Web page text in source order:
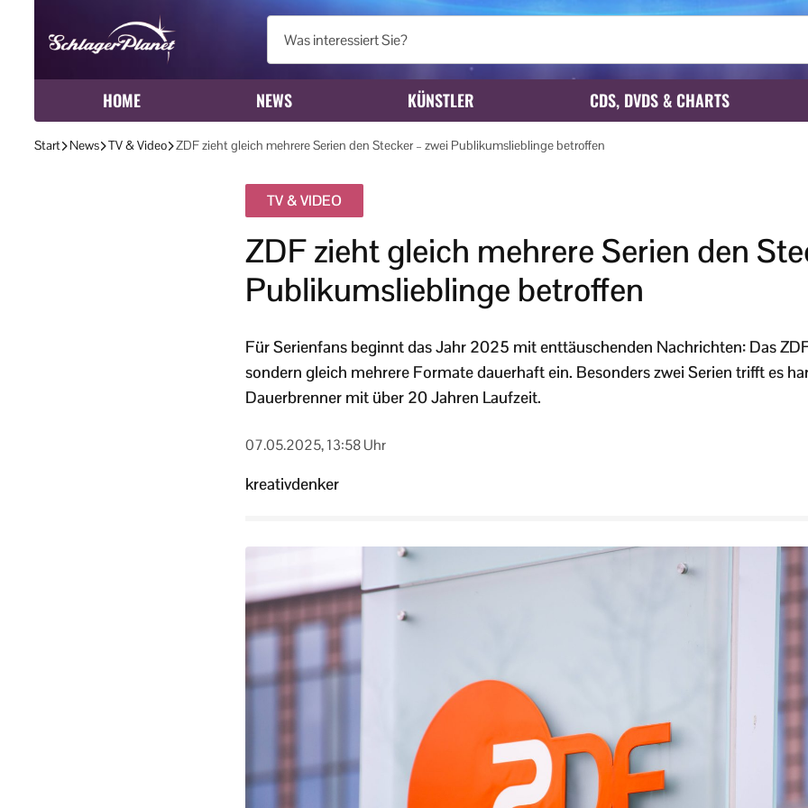
HOME NEWS KÜNSTLER CDS, DVDS & CHARTS
Start News TV & Video ZDF zieht gleich mehrere Serien den Stecker – zwei Publikumslieblinge betroffen
TV & VIDEO
ZDF zieht gleich mehrere Serien den
Publikumslieblinge betroffen
Für Serienfans beginnt das Jahr 2025 mit enttäuschenden Nachrichten: Das
sondern gleich mehrere Formate dauerhaft ein. Besonders zwei Serien trifft es
Dauerbrenner mit über 20 Jahren Laufzeit.
07.05.2025, 13:58 Uhr
kreativdenker